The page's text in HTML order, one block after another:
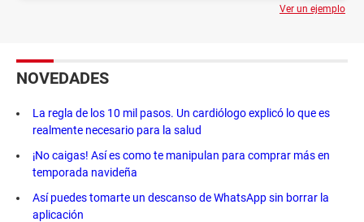
Ver un ejemplo
NOVEDADES
La regla de los 10 mil pasos. Un cardiólogo explicó lo que es
realmente necesario para la salud
¡No caigas! Así es como te manipulan para comprar más en
temporada navideña
Así puedes tomarte un descanso de WhatsApp sin borrar la
aplicación